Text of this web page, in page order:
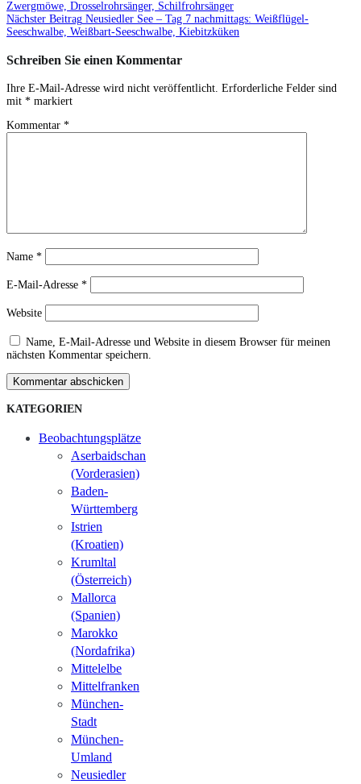
Zwergmöwe, Drosselrohrsänger, Schilfrohrsänger
Nächster Beitrag Neusiedler See – Tag 7 nachmittags: Weißflügel-
Seeschwalbe, Weißbart-Seeschwalbe, Kiebitzküken
Schreiben Sie einen Kommentar
Ihre E-Mail-Adresse wird nicht veröffentlicht. Erforderliche Felder sind
mit * markiert
Kommentar *
Name *
E-Mail-Adresse *
Website
Name, E-Mail-Adresse und Website in diesem Browser für meinen
nächsten Kommentar speichern.
Kommentar abschicken
KATEGORIEN
Beobachtungsplätze
Aserbaidschan
(Vorderasien)
Baden-
Württemberg
Istrien
(Kroatien)
Krumltal
(Österreich)
Mallorca
(Spanien)
Marokko
(Nordafrika)
Mittelelbe
Mittelfranken
München-
Stadt
München-
Umland
Neusiedler